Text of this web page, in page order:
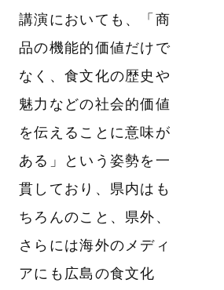
講演においても、「商
品の機能的価値だけで
なく、食文化の歴史や
魅力などの社会的価値
を伝えることに意味が
ある」という姿勢を一
貫しており、県内はも
ちろんのこと、県外、
さらには海外のメディ
アにも広島の食文化